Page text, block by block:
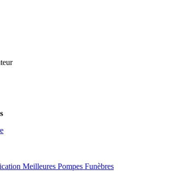
Meilleures Pompes Funèbres